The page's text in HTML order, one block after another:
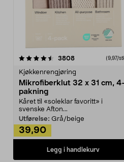
3808anmeldelser(9,97/
Kjøkkenrengjøring
Mikrofiberklut 32 x 31 cm, 4-
pakning
Kåret til «soleklar favoritt» i
svenske Afton...
Utførelse: Grå/beige
39,90
Legg i handlekurv
4.5av 5 stjerner